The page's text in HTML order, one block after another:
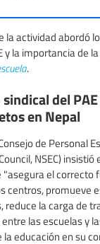
la actividad abordó
y la importancia de
.
del
en Nepal
de Personal
NSEC)
"asegura el correcto
centros, promueve
reduce la carga de
las escuelas y
educación en su